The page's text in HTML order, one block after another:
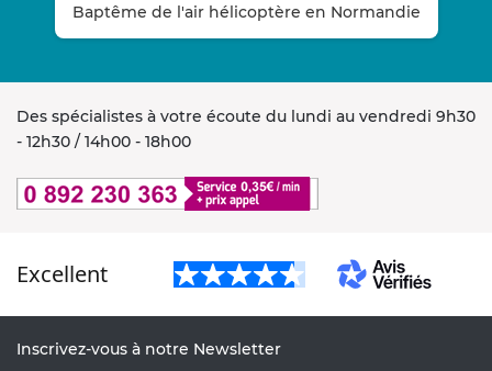
Baptême de l'air hélicoptère en Normandie
Des spécialistes à votre écoute du lundi au vendredi 9h30
- 12h30 / 14h00 - 18h00
Excellent
Inscrivez-vous à notre Newsletter